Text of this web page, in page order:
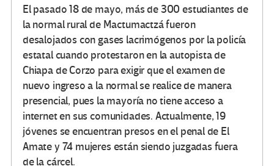
El pasado 18 de mayo, más de 300 estudiantes de
la normal rural de Mactumactzá fueron
desalojados con gases lacrimógenos por la policía
estatal cuando protestaron en la autopista de
Chiapa de Corzo para exigir que el examen de
nuevo ingreso a la normal se realice de manera
presencial, pues la mayoría no tiene acceso a
internet en sus comunidades. Actualmente, 19
jóvenes se encuentran presos en el penal de El
Amate y 74 mujeres están siendo juzgadas fuera
de la cárcel.